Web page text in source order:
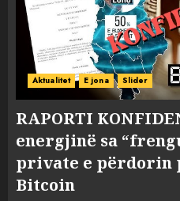
Aktualitet E jona Slider
RAPORTI
energjinë sa
private e përdorin
Bitcoin